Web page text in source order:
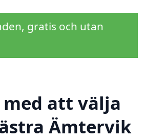
gratis och utan
med att välja
Ämtervik